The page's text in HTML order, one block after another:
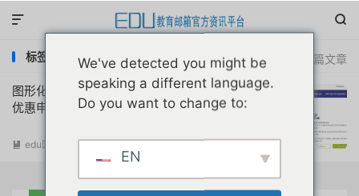


共 1 篇文章
标签：smartgit education
图形化git客户端smartgit免费许可证教育
优惠申请获取教程
 edu国外优惠 阅读(5853)
We've detected you might be
speaking a different language.
Do you want to change to:
EN